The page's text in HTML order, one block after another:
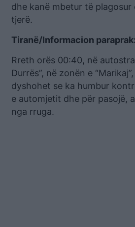
dhe kanë mbetur të plagosur
tjerë.
Tiranë/Informacion paraprak:
Rreth orës 00:40, në
Durrës”, në zonën e
dyshohet se ka humbur
e automjetit dhe për pasojë,
nga rruga.